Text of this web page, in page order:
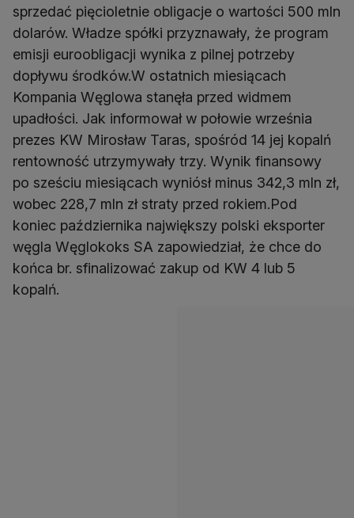
sprzedać pięcioletnie obligacje o wartości 500 mln
dolarów. Władze spółki przyznawały, że program
emisji euroobligacji wynika z pilnej potrzeby
dopływu środków.W ostatnich miesiącach
Kompania Węglowa stanęła przed widmem
upadłości. Jak informował w połowie września
prezes KW Mirosław Taras, spośród 14 jej kopalń
rentowność utrzymywały trzy. Wynik finansowy
po sześciu miesiącach wyniósł minus 342,3 mln zł,
wobec 228,7 mln zł straty przed rokiem.Pod
koniec października największy polski eksporter
węgla Węglokoks SA zapowiedział, że chce do
końca br. sfinalizować zakup od KW 4 lub 5
kopalń.